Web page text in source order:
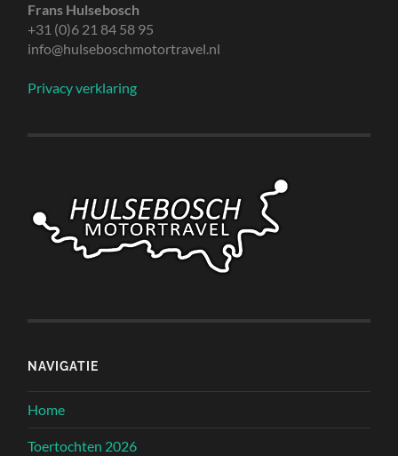
Frans Hulsebosch
+31 (0)6 21 84 58 95
info@hulseboschmotortravel.nl
Privacy verklaring
NAVIGATIE
Home
Toertochten 2026